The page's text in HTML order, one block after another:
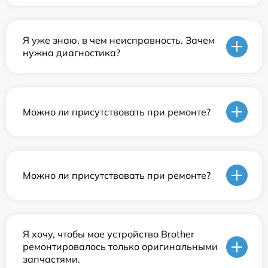
Я уже знаю, в чем неисправность. Зачем
нужна диагностика?
Можно ли присутствовать при ремонте?
Можно ли присутствовать при ремонте?
Я хочу, чтобы мое устройство Brother
ремонтировалось только оригинальными
запчастями.